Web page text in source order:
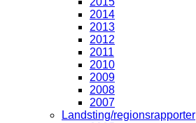
2014
2013
2012
2011
2010
2009
2008
2007
Landsting/regionsrapporter